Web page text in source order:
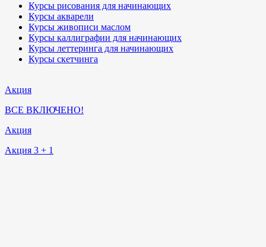
Курсы рисования для начинающих
Курсы акварели
Курсы живописи маслом
Курсы каллиграфии для начинающих
Курсы леттеринга для начинающих
Курсы скетчинга
Акция
ВСЕ ВКЛЮЧЕНО!
Акция
Акция 3 + 1